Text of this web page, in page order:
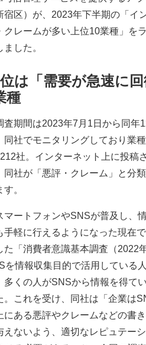
宿区）が、2023年下半期の「イ
クレームが多い上位10業種」を
ました。
は「需要が急速に回
種
期間は2023年7月1日から同年
同社でモニタリングしており業
社。インターネット上に投稿
同社が「悪評・クレーム」と分
す。
ートフォンやSNSが普及し、
手軽に行えるようになった現在
た「消費者意識基本調査（2022
を情報収集目的で活用している
多くの人がSNSから情報を得て
。これを受け、同社は「企業は
にある悪評やクレームなどの書
えないよう、適切なレピュテー